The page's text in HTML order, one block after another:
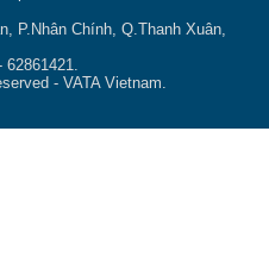
P.Nhân Chính, Q.Thanh Xuân,
62861421.
- VATA Vietnam.